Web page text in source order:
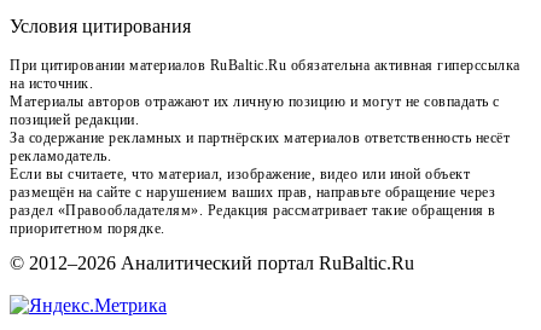
Условия цитирования
При цитировании материалов RuBaltic.Ru обязательна активная гиперссылка
на источник.
Материалы авторов отражают их личную позицию и могут не совпадать с
позицией редакции.
За содержание рекламных и партнёрских материалов ответственность несёт
рекламодатель.
Если вы считаете, что материал, изображение, видео или иной объект
размещён на сайте с нарушением ваших прав, направьте обращение через
раздел «Правообладателям». Редакция рассматривает такие обращения в
приоритетном порядке.
© 2012–2026 Аналитический портал RuBaltic.Ru